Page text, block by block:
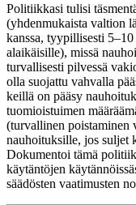
Politiikkasi tulisi
(yhdenmukaista valtion
kanssa, tyypillisesti
alaikäisille), missä
turvallisesti pilvessä
olla suojattu vahvalla
keillä on pääsy
tuomioistuimen
(turvallinen poistaminen
nauhoituksille, jos suljet
Dokumentoi tämä
käytäntöjen
säädösten vaatimusten